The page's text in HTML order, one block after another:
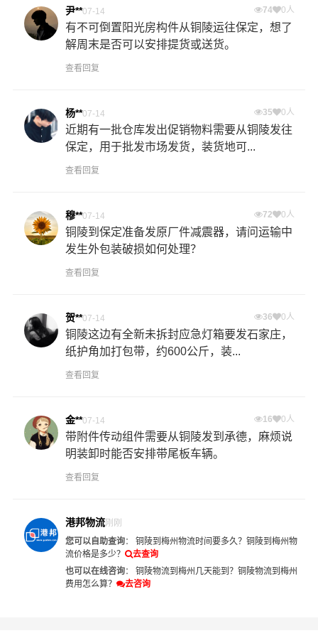
尹**07-14 74 0人
有不可倒置阳光房构件从铜陵运往保定，想了
解周末是否可以安排提货或送货。
查看回复
杨**07-14 35 0人
近期有一批仓库发出促销物料需要从铜陵发往
保定，用于批发市场发货，装货地可...
查看回复
穆**07-14 72 0人
铜陵到保定准备发原厂件减震器，请问运输中
发生外包装破损如何处理？
查看回复
贺**07-14 36 0人
铜陵这边有全新未拆封应急灯箱要发石家庄，
纸护角加打包带，约600公斤，装...
查看回复
金**07-14 16 0人
带附件传动组件需要从铜陵发到承德，麻烦说
明装卸时能否安排带尾板车辆。
查看回复
港邦物流刚刚
您可以自助查询： 铜陵到梅州物流时间要多久？ 铜陵到梅州物
流价格是多少？
去查询
也可以在线咨询： 铜陵物流到梅州几天能到？ 铜陵物流到梅州
费用怎么算？
去咨询